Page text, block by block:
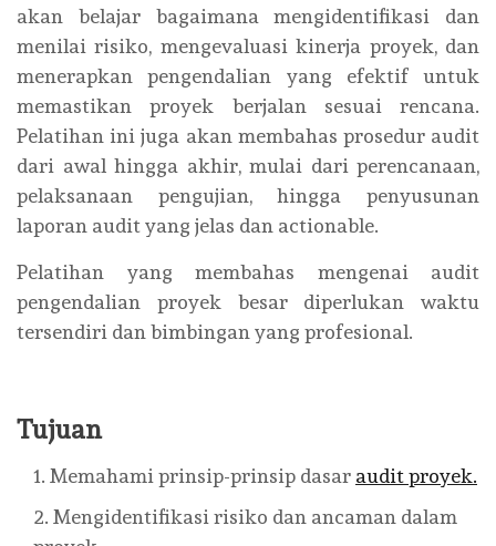
akan belajar bagaimana mengidentifikasi dan
menilai risiko, mengevaluasi kinerja proyek, dan
menerapkan pengendalian yang efektif untuk
memastikan proyek berjalan sesuai rencana.
Pelatihan ini juga akan membahas prosedur audit
dari awal hingga akhir, mulai dari perencanaan,
pelaksanaan pengujian, hingga penyusunan
laporan audit yang jelas dan actionable.
Pelatihan yang membahas mengenai audit
pengendalian proyek besar diperlukan waktu
tersendiri dan bimbingan yang profesional.
Tujuan
Memahami prinsip-prinsip dasar audit proyek.
Mengidentifikasi risiko dan ancaman dalam